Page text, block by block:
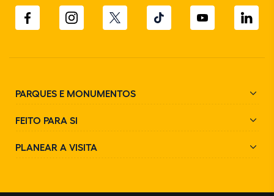
PARQUES E MONUMENTOS
FEITO PARA SI
PLANEAR A VISITA